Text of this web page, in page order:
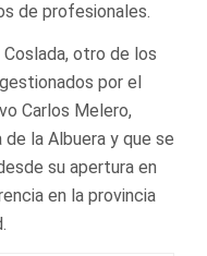
de profesionales.
otro de los
por el
Carlos Melero,
la Albuera y que se
su apertura en
en la provincia